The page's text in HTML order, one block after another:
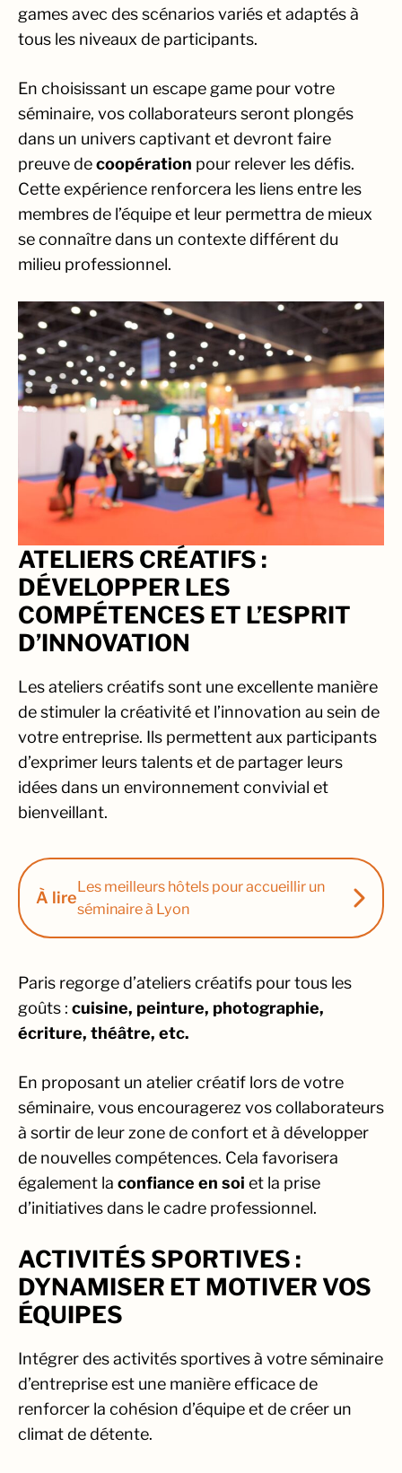
games avec des scénarios variés et adaptés à
tous les niveaux de participants.
En choisissant un escape game pour votre
séminaire, vos collaborateurs seront plongés
dans un univers captivant et devront faire
preuve decoopération pour relever les défis.
Cette expérience renforcera les liens entre les
membres de l’équipe et leur permettra de mieux
se connaître dans un contexte différent du
milieu professionnel.
ATELIERS CRÉATIFS :
DÉVELOPPER LES
COMPÉTENCES ET L’ESPRIT
D’INNOVATION
Les ateliers créatifs sont une excellente manière
de stimuler la créativité et l’innovation au sein de
votre entreprise. Ils permettent aux participants
d’exprimer leurs talents et de partager leurs
idées dans un environnement convivial et
bienveillant.
À lire
Les meilleurs hôtels pour accueillir un
séminaire à Lyon
Paris regorge d’ateliers créatifs pour tous les
goûts : cuisine, peinture, photographie,
écriture, théâtre, etc.
En proposant un atelier créatif lors de votre
séminaire, vous encouragerez vos collaborateurs
à sortir de leur zone de confort et à développer
de nouvelles compétences. Cela favorisera
également la confiance en soi et la prise
d’initiatives dans le cadre professionnel.
ACTIVITÉS SPORTIVES :
DYNAMISER ET MOTIVER VOS
ÉQUIPES
Intégrer des activités sportives à votre séminaire
d’entreprise est une manière efficace de
renforcer la cohésion d’équipe et de créer un
climat de détente.